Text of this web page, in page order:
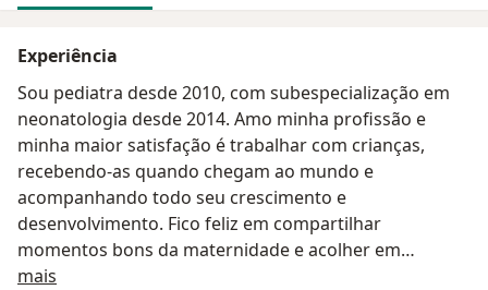
Experiência
Sou pediatra desde 2010, com subespecialização em
neonatologia desde 2014. Amo minha profissão e
minha maior satisfação é trabalhar com crianças,
recebendo-as quando chegam ao mundo e
acompanhando todo seu crescimento e
desenvolvimento. Fico feliz em compartilhar
momentos bons da maternidade e acolher em
momentos difíceis. Vamos juntas?
mais